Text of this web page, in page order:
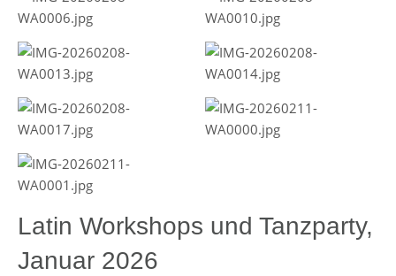
Latin Workshops und Tanzparty,
Januar 2026